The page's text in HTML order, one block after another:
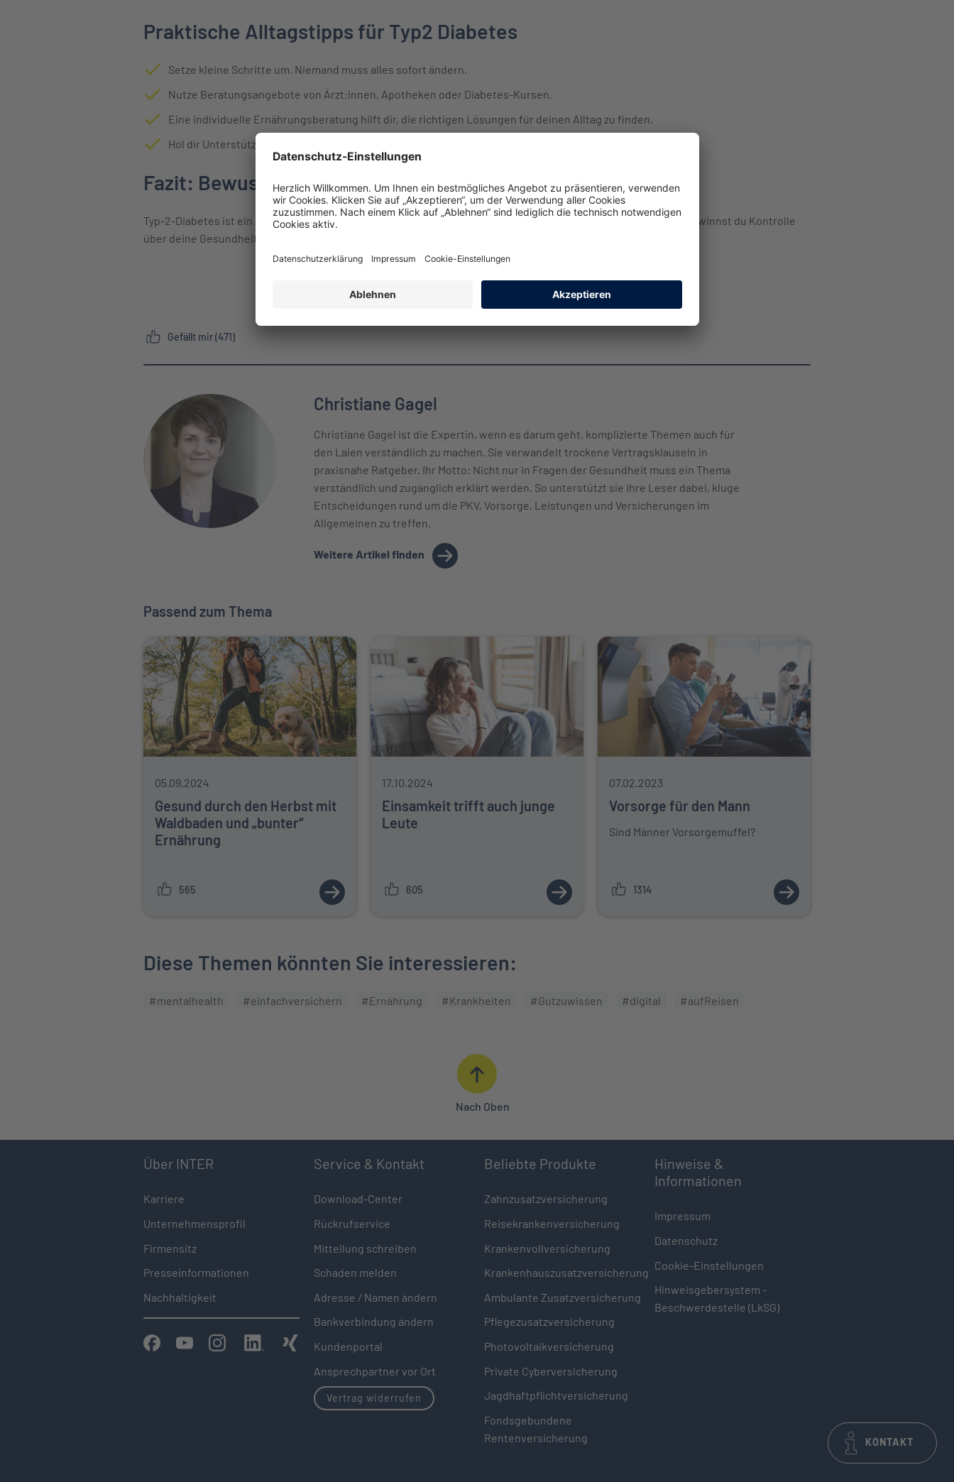
Praktische Alltagstipps für Typ2 Diabetes
Setze kleine Schritte um. Niemand muss alles sofort ändern.
Nutze Beratungsangebote von Ärzt:innen, Apotheken oder Diabetes-Kursen.
Eine individuelle Ernährungsberatung hilft dir, die richtigen Lösungen für deinen Alltag zu finden.
Hol dir Unterstützung von Familie und Freund:innen. Gemeinsam kochen macht Spaß und motiviert.
Fazit: Bewusst leben und übernimm die Kontrolle
Typ-2-Diabetes ist ein Signal, auf deinen eigenen Körper zu achten. Mit bewusster Ernährung und Bewegung gewinnst du Kontrolle
über deine Gesundheit. Perfektion ist nicht nötig – jeder Schritt zählt und steigert deine Lebensqualität.
Gefällt mir (471)
Christiane Gagel
Christiane Gagel ist die Expertin, wenn es darum geht, komplizierte Themen auch für
den Laien verständlich zu machen. Sie verwandelt trockene Vertragsklauseln in
praxisnahe Ratgeber. Ihr Motto: Nicht nur in Fragen der Gesundheit muss ein Thema
verständlich und zugänglich erklärt werden. So unterstützt sie ihre Leser dabei, kluge
Entscheidungen rund um die PKV, Vorsorge, Leistungen und Versicherungen im
Allgemeinen zu treffen.
Weitere Artikel finden
Passend zum Thema
05.09.2024
Gesund durch den Herbst mit
Waldbaden und „bunter“
Ernährung
565
ZUM ARTIKEL: GESUND DURCH DEN HERBST MIT WALDBADEN UND „BUNTER“ ERNÄHRUNG
17.10.2024
Einsamkeit trifft auch junge
Leute
605
ZUM ARTIKEL: EINSAMKEIT TRIFFT AUCH JUNGE LEUTE
07.02.2023
Vorsorge für den Mann
Sind Männer Vorsorgemuffel?
1314
ZUM ARTIKEL: VORSORGE FÜR
Diese Themen könnten Sie interessieren:
#mentalhealth #einfachversichern #Ernährung #Krankheiten #Gutzuwissen #digital #aufReisen
Nach Oben
KONTAKT
Über INTER
Karriere
Unternehmensprofil
Firmensitz
Presseinformationen
Nachhaltigkeit
Service & Kontakt
Download-Center
Rückrufservice
Mitteilung schreiben
Schaden melden
Adresse / Namen ändern
Bankverbindung ändern
Kundenportal
Ansprechpartner vor Ort
Vertrag widerrufen
Beliebte Produkte
Zahnzusatzversicherung
Reisekrankenversicherung
Krankenvollversicherung
Krankenhauszusatzversicherung
Ambulante Zusatzversicherung
Pflegezusatzversicherung
Photovoltaikversicherung
Private Cyberversicherung
Jagdhaftpflichtversicherung
Fondsgebundene
Rentenversicherung
Hinweise &
Informationen
Impressum
Datenschutz
Cookie-Einstellungen
Hinweisgebersystem -
Beschwerdestelle (LkSG)